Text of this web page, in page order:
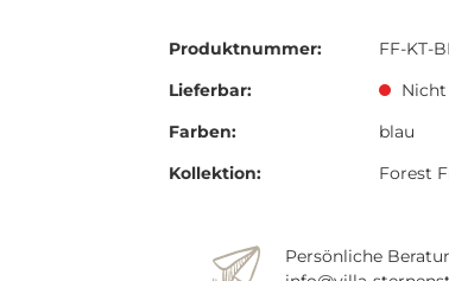
Produktnummer:
FF-KT-
Lieferbar:
Farben:
blau
Kollektion:
Forest
Persönliche